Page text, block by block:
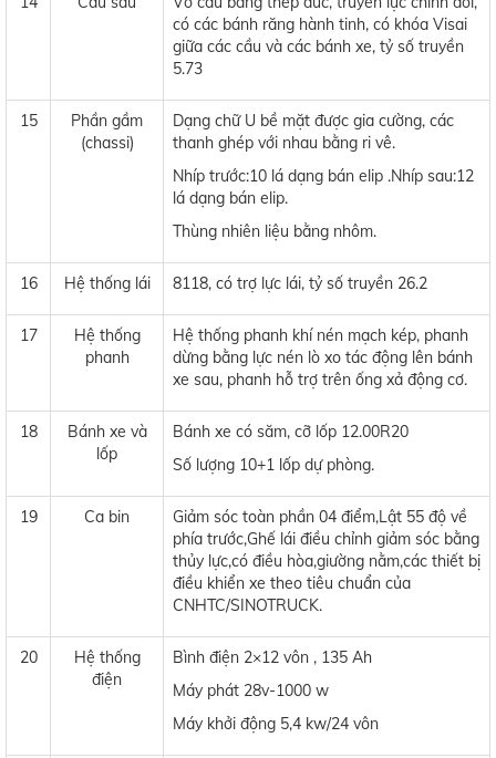
có các bánh răng hành tinh, có khóa Visai
giữa các cầu và các bánh xe, tỷ số truyền
5.73
15
Phần gầm
(chassi)
Dạng chữ U bề mặt được gia cường, các
thanh ghép với nhau bằng ri vê.
Nhíp trước:10 lá dạng bán elip .Nhíp sau:12
lá dạng bán elip.
Thùng nhiên liệu bằng nhôm.
16 Hệ thống lái 8118, có trợ lực lái, tỷ số truyền 26.2
17
Hệ thống
phanh
Hệ thống phanh khí nén mạch kép, phanh
dừng bằng lực nén lò xo tác động lên bánh
xe sau, phanh hỗ trợ trên ống xả động cơ.
18
Bánh xe và
lốp
Bánh xe có săm, cỡ lốp 12.00R20
Số lượng 10+1 lốp dự phòng.
19 Ca bin
Giảm sóc toàn phần 04 điểm,Lật 55 độ về
phía trước,Ghế lái điều chỉnh giảm sóc bằng
thủy lực,có điều hòa,giường nằm,các thiết bị
điều khiển xe theo tiêu chuẩn của
CNHTC/SINOTRUCK.
20
Hệ thống
điện
Bình điện 2×12 vôn , 135 Ah
Máy phát 28v-1000 w
Máy khởi động 5,4 kw/24 vôn